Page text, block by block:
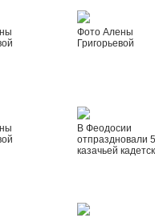
Фото Алены
Григорьевой
В Феодосии
отпраздновали
казачьей